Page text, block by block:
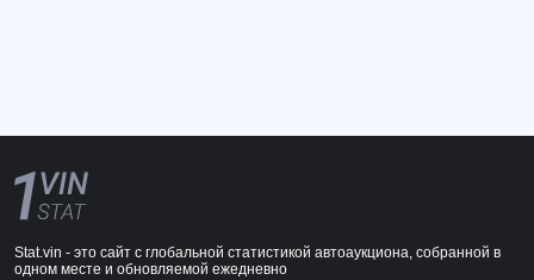
Stat.vin - это сайт с глобальной статистикой автоаукциона, собранной в
одном месте и обновляемой ежедневно